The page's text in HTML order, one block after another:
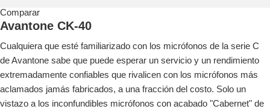
Comparar
Avantone CK-40
Cualquiera que esté familiarizado con los micrófonos de la serie C
de Avantone sabe que puede esperar un servicio y un rendimiento
extremadamente confiables que rivalicen con los micrófonos más
aclamados jamás fabricados, a una fracción del costo. Solo un
vistazo a los inconfundibles micrófonos con acabado "Cabernet" de